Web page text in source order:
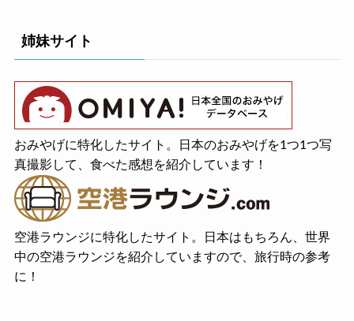
姉妹サイト
おみやげに特化したサイト。日本のおみやげを1つ1つ写
真撮影して、食べた感想を紹介しています！
空港ラウンジに特化したサイト。日本はもちろん、世界
中の空港ラウンジを紹介していますので、旅行時の参考
に！